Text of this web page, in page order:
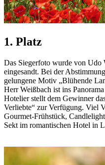
1. Platz
Das Siegerfoto wurde von Udo
eingesandt. Bei der
gelungene Motiv „Blühende
Herr Weißbach ist ins
Hotelier stellt dem Gewinner
Verliebte“ zur Verfügung. Viel
Gourmet-Frühstück,
Sekt im romantischen Hotel in